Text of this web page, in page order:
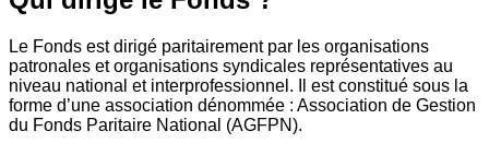
Le Fonds est dirigé paritairement par les organisations
patronales et organisations syndicales représentatives au
niveau national et interprofessionnel. Il est constitué sous la
forme d’une association dénommée : Association de Gestion
du Fonds Paritaire National (AGFPN).